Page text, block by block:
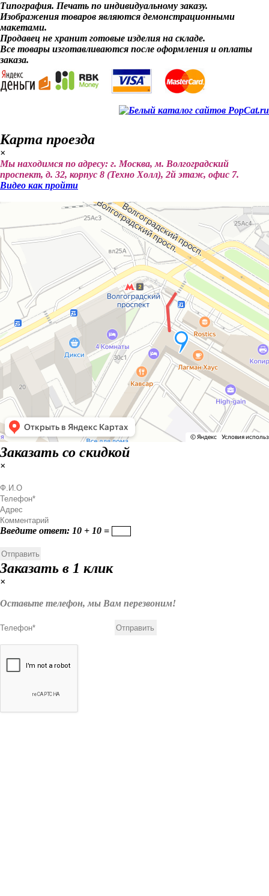
Типография. Печать по индивидуальному заказу.
Изображения товаров являются демонстрационными
макетами.
Продавец не хранит готовые изделия на складе.
Все товары изготавливаются после оформления и оплаты
заказа.
Карта проезда
×
Мы находимся по адресу: г. Москва, м. Волгоградский
проспект, д. 32, корпус 8 (Техно Холл), 2й этаж, офис 7.
Видео как пройти
Заказать со скидкой
×
Введите ответ: 10 + 10 =
Заказать в 1 клик
×
Оставьте телефон, мы Вам перезвоним!